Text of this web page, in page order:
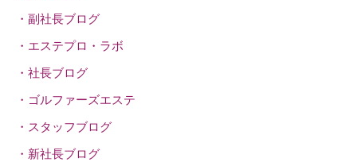
副社長ブログ
エステプロ・ラボ
社長ブログ
ゴルファーズエステ
スタッフブログ
新社長ブログ